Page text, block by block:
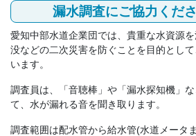
漏水調査にご協力くだ
愛知中部水道企業団では、貴重な水資源
没などの二次災害を防ぐことを目的とし
います。
調査員は、「音聴棒」や「漏水探知機」
て、水が漏れる音を聞き取ります。
調査範囲は配水管から給水管(水道メータ